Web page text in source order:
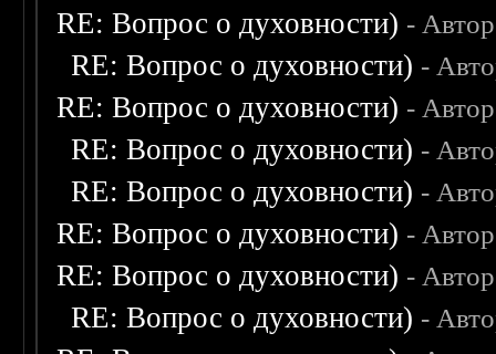
RE: Вопрос о духовности) -
RE: Вопрос о духовности) -
RE: Вопрос о духовности) -
RE: Вопрос о духовности) -
RE: Вопрос о духовности) -
RE: Вопрос о духовности) -
RE: Вопрос о духовности) -
RE: Вопрос о духовности) -